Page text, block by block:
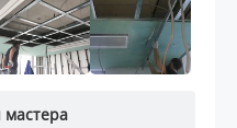
мастера